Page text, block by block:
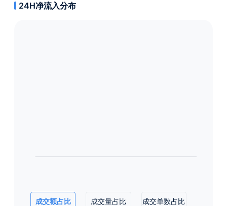
24H净流入分布
成交额占比 成交量占比 成交单数占比